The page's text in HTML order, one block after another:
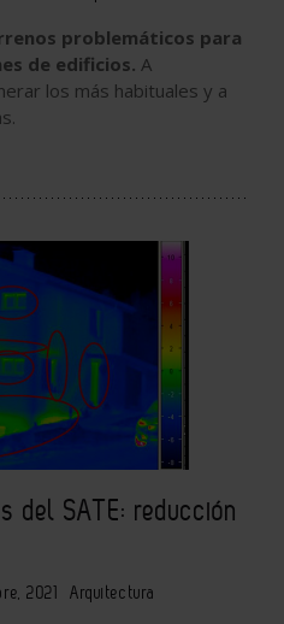
problemáticos para
de edificios. A
los más habituales y a
del SATE: reducción
2021 Arquitectura